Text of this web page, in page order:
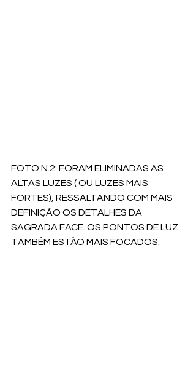
FOTO N.2: FORAM ELIMINADAS AS
ALTAS LUZES ( OU LUZES MAIS
FORTES), RESSALTANDO COM MAIS
DEFINIÇÃO OS DETALHES DA
SAGRADA FACE. OS PONTOS DE LUZ
TAMBÉM ESTÃO MAIS FOCADOS.